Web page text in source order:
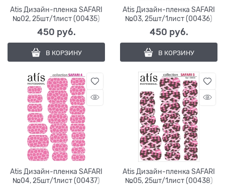
Atis Дизайн-пленка SAFARI
№02, 25шт/1лист (00435)
450 руб.
В КОРЗИНУ
Atis Дизайн-пленка SAFARI
№03, 25шт/1лист (00436)
450 руб.
В КОРЗИНУ
Atis Дизайн-пленка SAFARI
№04, 25шт/1лист (00437)
Atis Дизайн-пленка SAFARI
№05, 25шт/1лист (00438)